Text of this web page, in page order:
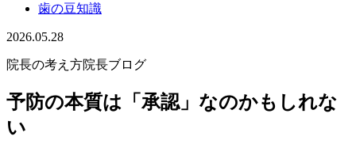
歯の豆知識
2026.05.28
院長の考え方院長ブログ
予防の本質は「承認」なのかもしれな
い